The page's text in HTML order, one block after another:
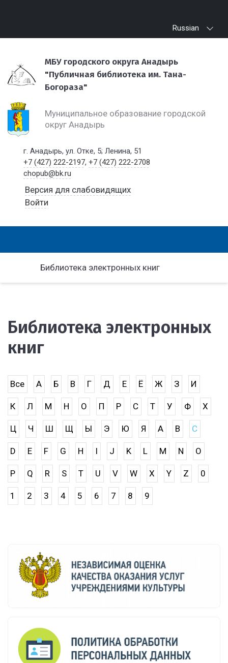
Russian
МБУ городского округа Анадырь
"Публичная библиотека им. Тана-
Богораза"
Муниципальное образование городской
округ Анадырь
г. Анадырь, ул. Отке, 5; Ленина, 51
+7 (427) 222-2197,+7 (427) 222-2708
chopub@bk.ru
Версия для слабовидящих
Войти
Библиотека электронных книг
Библиотека электронных
книг
Все А Б В Г Д Е Ё Ж З И
К Л М Н О П Р С Т У Ф Х
Ц Ч Ш Щ Ы Э Ю Я A B C
D E F G H I J K L M N O
P Q R S T U V W X Y Z 0
1 2 3 4 5 6 7 8 9